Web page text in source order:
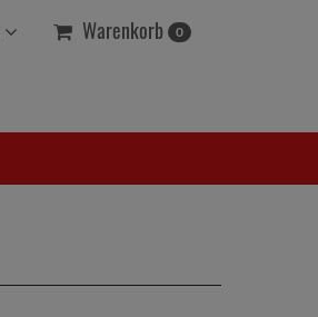
Warenkorb 0